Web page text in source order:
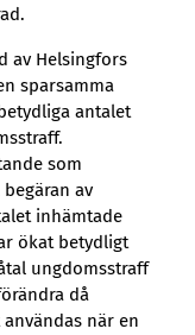
av Helsingfors
sparsamma
antalet
som
av
inhämtade
ökat betydligt
ungdomsstraff
då
när en